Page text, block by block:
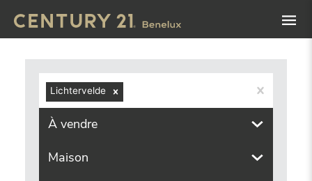
Lichtervelde
À vendre
Maison